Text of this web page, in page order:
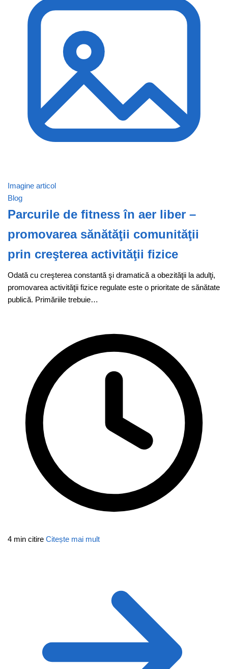
Imagine articol
Blog
Parcurile de fitness în aer liber –
promovarea sănătăţii comunităţii
prin creşterea activităţii fizice
Odată cu creşterea constantă şi dramatică a obezităţii la adulţi,
promovarea activităţii fizice regulate este o prioritate de sănătate
publică. Primăriile trebuie…
4 min citire Citește mai mult